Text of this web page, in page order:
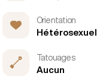
Orientation
Hétérosexuel
Tatouages
Aucun